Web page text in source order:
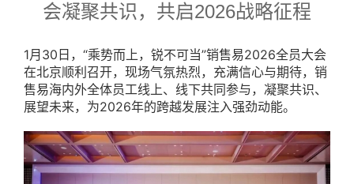
会凝聚共识，共启2026战略征程
1月30日，“乘势而上，锐不可当”销售易2026全员大会
在北京顺利召开，现场气氛热烈，充满信心与期待，销
售易海内外全体员工线上、线下共同参与，凝聚共识、
展望未来，为2026年的跨越发展注入强劲动能。